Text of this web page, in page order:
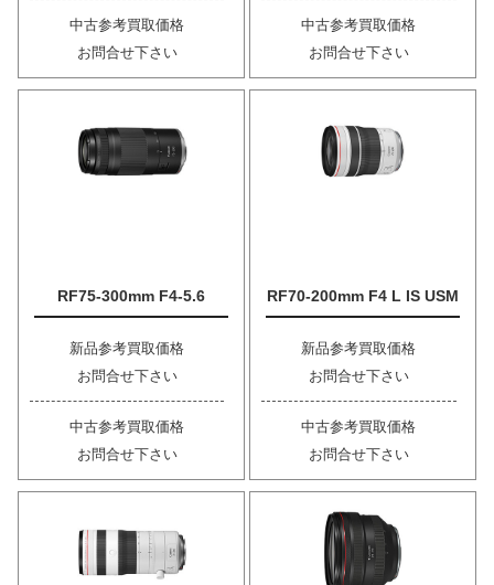
中古参考買取価格
お問合せ下さい
中古参考買取価格
お問合せ下さい
RF75-300mm F4-5.6
新品参考買取価格
お問合せ下さい
中古参考買取価格
お問合せ下さい
RF70-200mm F4 L IS USM
新品参考買取価格
お問合せ下さい
中古参考買取価格
お問合せ下さい